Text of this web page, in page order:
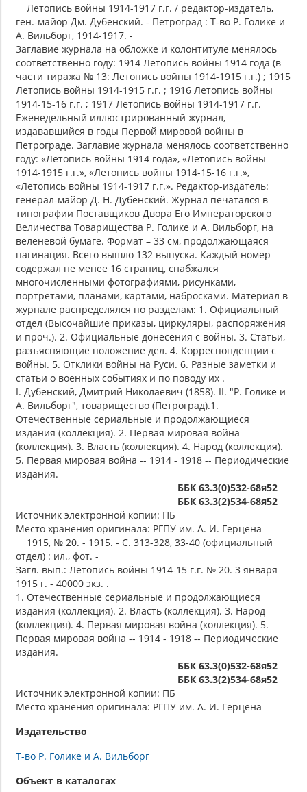
Летопись войны 1914-1917 г.г. / редактор-издатель,
ген.-майор Дм. Дубенский. - Петроград : Т-во Р. Голике и
А. Вильборг, 1914-1917. -
Заглавие журнала на обложке и колонтитуле менялось
соответственно году: 1914 Летопись войны 1914 года (в
части тиража № 13: Летопись войны 1914-1915 г.г.) ; 1915
Летопись войны 1914-1915 г.г. ; 1916 Летопись войны
1914-15-16 г.г. ; 1917 Летопись войны 1914-1917 г.г.
Еженедельный иллюстрированный журнал,
издававшийся в годы Первой мировой войны в
Петрограде. Заглавие журнала менялось соответственно
году: «Летопись войны 1914 года», «Летопись войны
1914-1915 г.г.», «Летопись войны 1914-15-16 г.г.»,
«Летопись войны 1914-1917 г.г.». Редактор-издатель:
генерал-майор Д. Н. Дубенский. Журнал печатался в
типографии Поставщиков Двора Его Императорского
Величества Товарищества Р. Голике и А. Вильборг, на
веленевой бумаге. Формат – 33 см, продолжающаяся
пагинация. Всего вышло 132 выпуска. Каждый номер
содержал не менее 16 страниц, снабжался
многочисленными фотографиями, рисунками,
портретами, планами, картами, набросками. Материал в
журнале распределялся по разделам: 1. Официальный
отдел (Высочайшие приказы, циркуляры, распоряжения
и проч.). 2. Официальные донесения с войны. 3. Статьи,
разъясняющие положение дел. 4. Корреспонденции с
войны. 5. Отклики войны на Руси. 6. Разные заметки и
статьи о военных событиях и по поводу их .
I. Дубенский, Дмитрий Николаевич (1858). II. "Р. Голике и
А. Вильборг", товарищество (Петроград).1.
Отечественные сериальные и продолжающиеся
издания (коллекция). 2. Первая мировая война
(коллекция). 3. Власть (коллекция). 4. Народ (коллекция).
5. Первая мировая война -- 1914 - 1918 -- Периодические
издания.
ББК 63.3(0)532-68я52
ББК 63.3(2)534-68я52
Источник электронной копии: ПБ
Место хранения оригинала: РГПУ им. А. И. Герцена
1915, № 20. - 1915. - С. 313-328, 33-40 (официальный
отдел) : ил., фот. -
Загл. вып.: Летопись войны 1914-15 г.г. № 20. 3 января
1915 г. - 40000 экз. .
1. Отечественные сериальные и продолжающиеся
издания (коллекция). 2. Власть (коллекция). 3. Народ
(коллекция). 4. Первая мировая война (коллекция). 5.
Первая мировая война -- 1914 - 1918 -- Периодические
издания.
ББК 63.3(0)532-68я52
ББК 63.3(2)534-68я52
Источник электронной копии: ПБ
Место хранения оригинала: РГПУ им. А. И. Герцена
Издательство
Т-во Р. Голике и А. Вильборг
Объект в каталогах